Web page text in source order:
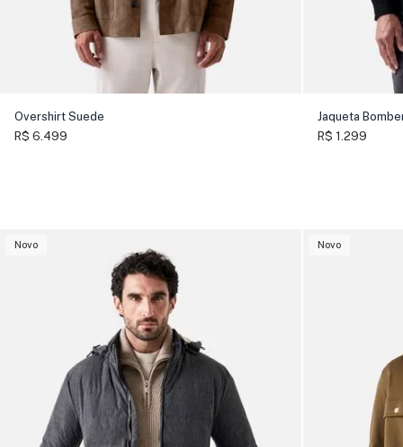
Overshirt Suede
R$ 6.499
Jaqueta
R$ 1.299
Novo Novo